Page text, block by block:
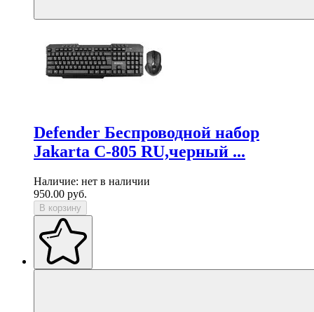
Defender Беспроводной набор
Jakarta C-805 RU,черный ...
Наличие: нет в наличии
950.00 руб.
В корзину